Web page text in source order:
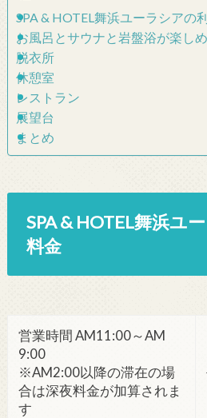
SPA & HOTEL舞浜ユーラシアの
お風呂とサウナと岩盤浴が楽し
脱衣所
休憩室
レストラン
展望台
まとめ
SPA & HOTEL舞浜ユ
料金
営業時間 AM11:00～AM
9:00
※AM2:00以降の滞在の場
合は深夜料金が加算されま
す